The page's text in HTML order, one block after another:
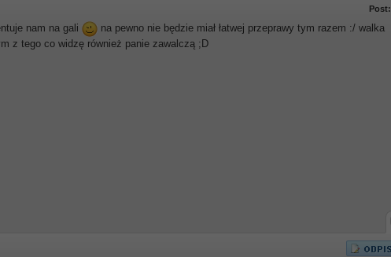
Post:
nam na gali
na pewno nie będzie miał łatwej przeprawy tym razem :/ walka
z tego co widzę również panie zawalczą ;D